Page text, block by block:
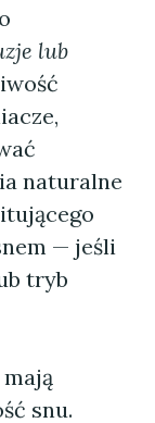
lub
naturalne
— jeśli
tryb
snu.